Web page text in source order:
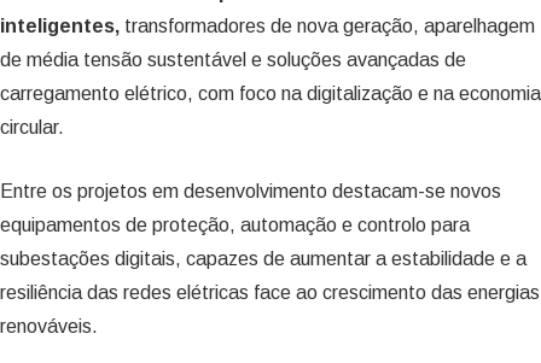
inteligentes, transformadores de nova geração, aparelhagem
de média tensão sustentável e soluções avançadas de
carregamento elétrico, com foco na digitalização e na economia
circular.
Entre os projetos em desenvolvimento destacam-se novos
equipamentos de proteção, automação e controlo para
subestações digitais, capazes de aumentar a estabilidade e a
resiliência das redes elétricas face ao crescimento das energias
renováveis.